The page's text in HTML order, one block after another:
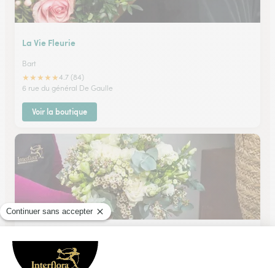
La Vie Fleurie
Bart
★★★★★4.7 (84)
6 rue du général De Gaulle
Voir la boutique
Tresors Fleuris
Belfort